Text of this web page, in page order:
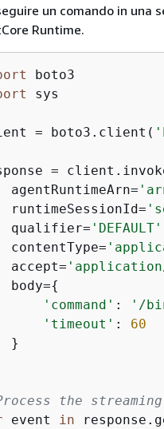
un comando in una
Runtime.
sys
= boto3.client(
=
agentRuntimeArn=
runtimeSessionId=
qualifier=
'DEFAULT'
contentType=
accept=
'application/
body=
{
'command' :
'/
'timeout' : 60
}
the streaming
event in